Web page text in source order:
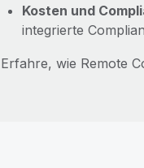
Kosten und
integrierte
Erfahre, wie Remote